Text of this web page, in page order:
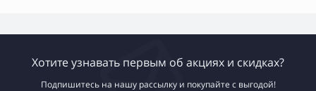
Хотите узнавать первым об акциях и скидках?
Подпишитесь на нашу рассылку и покупайте с выгодой!